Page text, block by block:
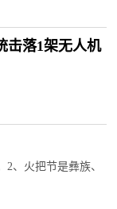
击落1架无人机
、火把节是彝族、